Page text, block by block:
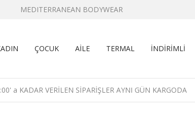
MEDITERRANEAN BODYWEAR
ÇOCUK AİLE TERMAL İNDİRİMLİ
a KADAR VERİLEN SİPARİŞLER AYNI GÜN KARGODA